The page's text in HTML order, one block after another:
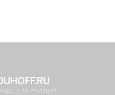
и вентиляция